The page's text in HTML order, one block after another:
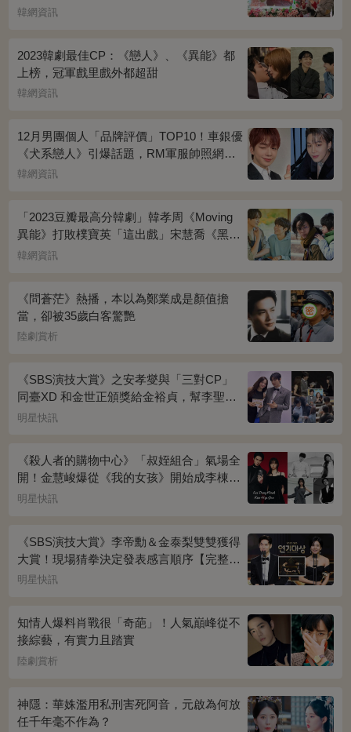
韓網資訊
2023韓劇最佳CP：《戀人》、《異能》都
上榜，冠軍戲里戲外都超甜
韓網資訊
12月男團個人「品牌評價」TOP10！車銀優
《犬系戀人》引爆話題，RM軍服帥照網瘋
傳
韓網資訊
「2023豆瓣最高分韓劇」韓孝周《Moving
異能》打敗樸寶英「這出戲」宋慧喬《黑暗
榮耀》奪冠
韓網資訊
《問蒼茫》熱播，本以為鄭業成是顏值擔
當，卻被35歲白客驚艷
陸劇賞析
《SBS演技大賞》之安孝燮與「三對CP」
同臺XD 和金世正頒獎給金裕貞，幫李聖經
披外套超甜~
明星快訊
《殺人者的購物中心》「叔姪組合」氣場全
開！金慧峻爆從《我的女孩》開始成李棟旭
迷妹~
明星快訊
《SBS演技大賞》李帝勳＆金泰梨雙雙獲得
大賞！現場猜拳決定發表感言順序【完整得
獎名單】
明星快訊
知情人爆料肖戰很「奇葩」！人氣巔峰從不
接綜藝，有實力且踏實
陸劇賞析
神隱：華姝濫用私刑害死阿音，元啟為何放
任千年毫不作為？